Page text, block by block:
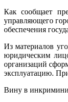
Как сообщает
управляющего
обеспечения
Из материалов
юридическим
организаций
эксплуатацию.
Вину в